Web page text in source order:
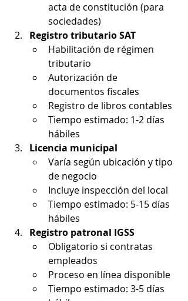
acta de constitución (para
sociedades)
Registro tributario SAT
Habilitación de régimen
tributario
Autorización de
documentos fiscales
Registro de libros contables
Tiempo estimado: 1-2 días
hábiles
Licencia municipal
Varía según ubicación y tipo
de negocio
Incluye inspección del local
Tiempo estimado: 5-15 días
hábiles
Registro patronal IGSS
Obligatorio si contratas
empleados
Proceso en línea disponible
Tiempo estimado: 3-5 días